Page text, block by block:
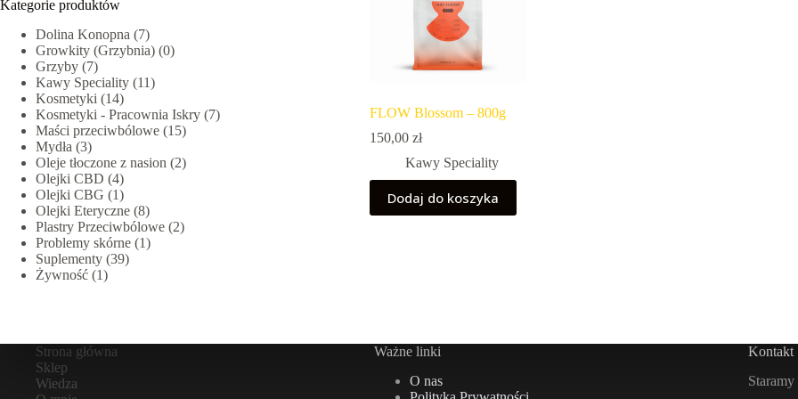
FLOW Blossom – 800g
150,00 zł
Kawy Speciality
Dodaj do koszyka
Kategorie produktów
Dolina Konopna (7)
Growkity (Grzybnia) (0)
Grzyby (7)
Kawy Speciality (11)
Kosmetyki (14)
Kosmetyki - Pracownia Iskry (7)
Maści przeciwbólowe (15)
Mydła (3)
Oleje tłoczone z nasion (2)
Olejki CBD (4)
Olejki CBG (1)
Olejki Eteryczne (8)
Plastry Przeciwbólowe (2)
Problemy skórne (1)
Suplementy (39)
Żywność (1)
Strona główna
Sklep
Wiedza
Ważne linki
O nas
Kontakt